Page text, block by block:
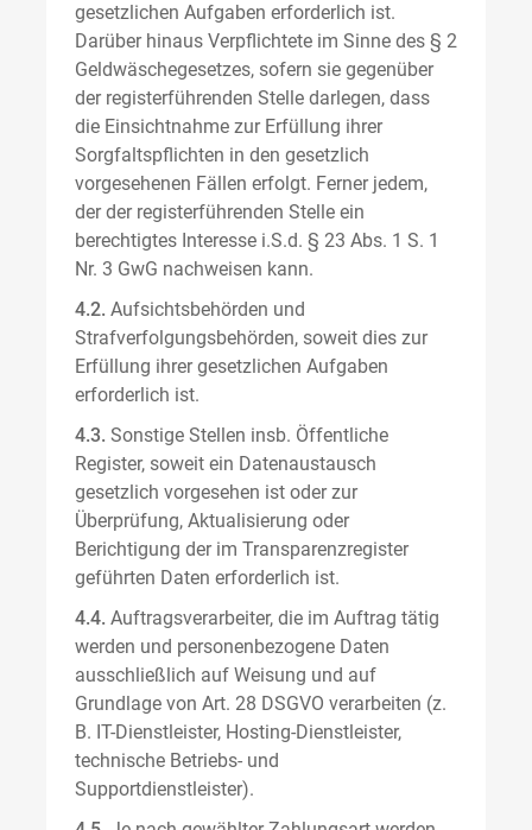
gesetzlichen Aufgaben erforderlich ist.
Darüber hinaus Verpflichtete im Sinne des § 2
Geldwäschegesetzes, sofern sie gegenüber
der registerführenden Stelle darlegen, dass
die Einsichtnahme zur Erfüllung ihrer
Sorgfaltspflichten in den gesetzlich
vorgesehenen Fällen erfolgt. Ferner jedem,
der der registerführenden Stelle ein
berechtigtes Interesse i.S.d. § 23 Abs. 1 S. 1
Nr. 3 GwG nachweisen kann.
4.2. Aufsichtsbehörden und
Strafverfolgungsbehörden, soweit dies zur
Erfüllung ihrer gesetzlichen Aufgaben
erforderlich ist.
4.3. Sonstige Stellen insb. Öffentliche
Register, soweit ein Datenaustausch
gesetzlich vorgesehen ist oder zur
Überprüfung, Aktualisierung oder
Berichtigung der im Transparenzregister
geführten Daten erforderlich ist.
4.4. Auftragsverarbeiter, die im Auftrag tätig
werden und personenbezogene Daten
ausschließlich auf Weisung und auf
Grundlage von Art. 28 DSGVO verarbeiten (z.
B. IT-Dienstleister, Hosting-Dienstleister,
technische Betriebs- und
Supportdienstleister).